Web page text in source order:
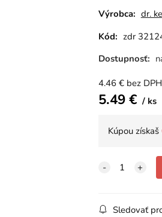
Výrobca: dr.
Kód: zdr
Dostupnosť:
4.46€ bez DPH
5.49€ ks
Kúpou získaš
Sledovať